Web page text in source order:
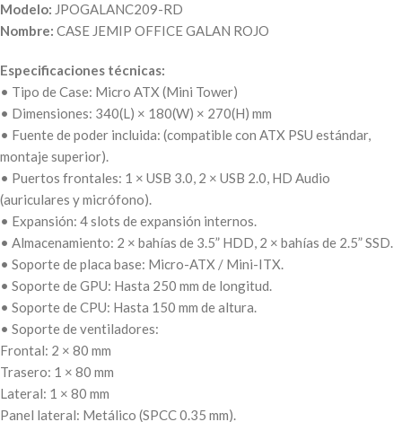
Modelo: JPOGALANC209-RD
Nombre: CASE JEMIP OFFICE GALAN ROJO
Especificaciones técnicas:
• Tipo de Case: Micro ATX (Mini Tower)
• Dimensiones: 340(L) × 180(W) × 270(H) mm
• Fuente de poder incluida: (compatible con ATX PSU estándar,
montaje superior).
• Puertos frontales: 1 × USB 3.0, 2 × USB 2.0, HD Audio
(auriculares y micrófono).
• Expansión: 4 slots de expansión internos.
• Almacenamiento: 2 × bahías de 3.5” HDD, 2 × bahías de 2.5” SSD.
• Soporte de placa base: Micro-ATX / Mini-ITX.
• Soporte de GPU: Hasta 250 mm de longitud.
• Soporte de CPU: Hasta 150 mm de altura.
• Soporte de ventiladores:
Frontal: 2 × 80 mm
Trasero: 1 × 80 mm
Lateral: 1 × 80 mm
Panel lateral: Metálico (SPCC 0.35 mm).